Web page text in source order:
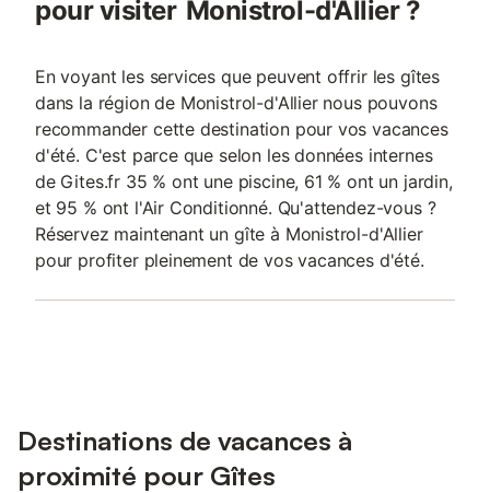
pour visiter Monistrol-d'Allier ?
En voyant les services que peuvent offrir les gîtes
dans la région de Monistrol-d'Allier nous pouvons
recommander cette destination pour vos vacances
d'été. C'est parce que selon les données internes
de Gites.fr 35 % ont une piscine, 61 % ont un jardin,
et 95 % ont l'Air Conditionné. Qu'attendez-vous ?
Réservez maintenant un gîte à Monistrol-d'Allier
pour profiter pleinement de vos vacances d'été.
Destinations de vacances à
proximité pour Gîtes